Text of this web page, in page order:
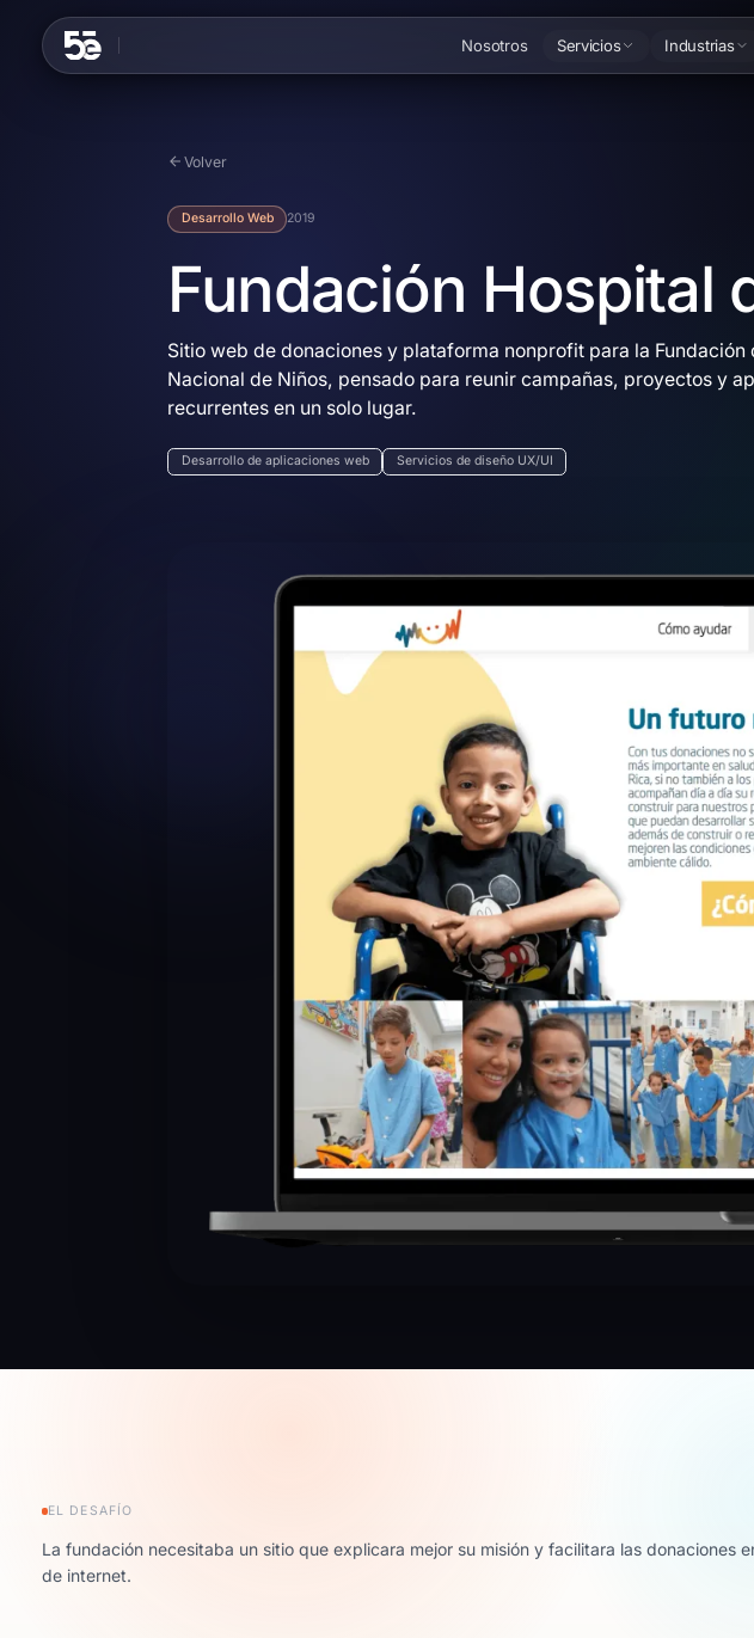
Nosotros Servicios Industrias
Volver
Desarrollo Web 2019
Fundación Hospital
Sitio web de donaciones y plataforma nonprofit para la Fundación
Nacional de Niños, pensado para reunir campañas, proyectos y
recurrentes en un solo lugar.
Desarrollo de aplicaciones web Servicios de diseño UX/UI
EL DESAFÍO
La fundación necesitaba un sitio que explicara mejor su misión y facilitara las donaciones
de internet.